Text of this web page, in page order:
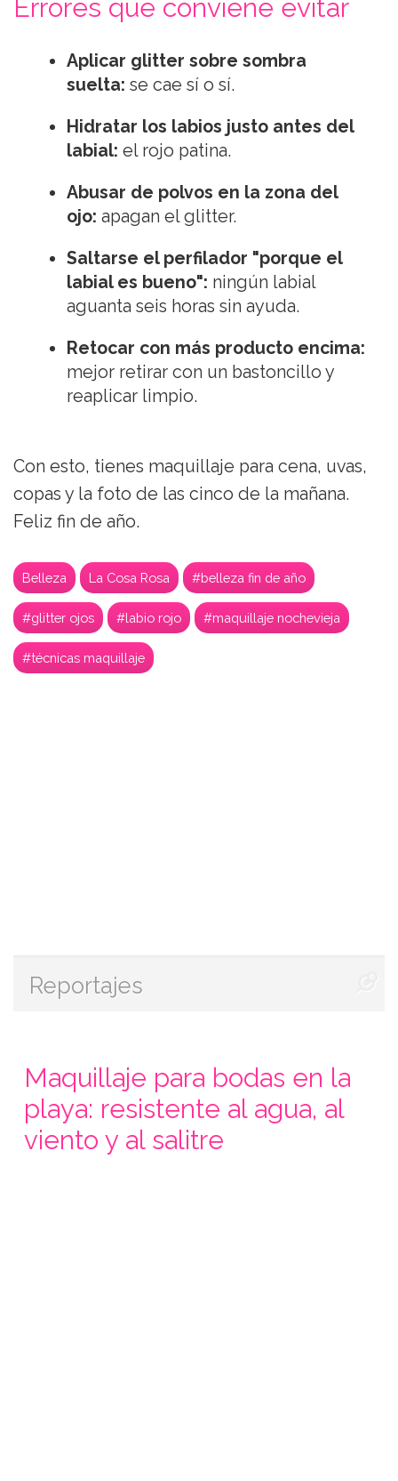
Errores que conviene evitar
Aplicar glitter sobre sombra
suelta: se cae sí o sí.
Hidratar los labios justo antes del
labial: el rojo patina.
Abusar de polvos en la zona del
ojo: apagan el glitter.
Saltarse el perfilador "porque el
labial es bueno": ningún labial
aguanta seis horas sin ayuda.
Retocar con más producto encima:
mejor retirar con un bastoncillo y
reaplicar limpio.
Con esto, tienes maquillaje para cena, uvas,
copas y la foto de las cinco de la mañana.
Feliz fin de año.
Belleza La Cosa Rosa #belleza fin de año
#glitter ojos #labio rojo #maquillaje nochevieja
#técnicas maquillaje
Reportajes
Maquillaje para bodas en la
playa: resistente al agua, al
viento y al salitre